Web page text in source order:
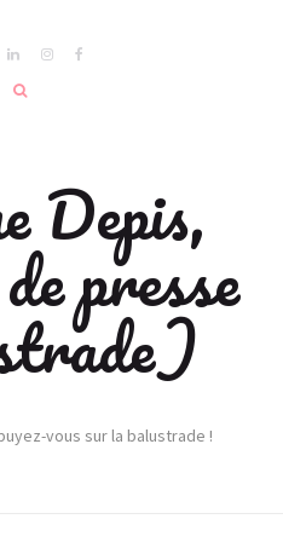
Depis,
presse
vous sur la balustrade !